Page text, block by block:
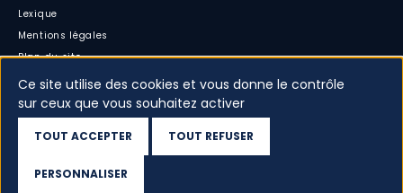
Lexique
Mentions légales
Plan du site
Accessibilité : partiellement conforme
Cookies
Dispositif d’alerte
Ce site utilise des cookies et vous donne le contrôle
sur ceux que vous souhaitez activer
TOUT ACCEPTER TOUT REFUSER
PERSONNALISER